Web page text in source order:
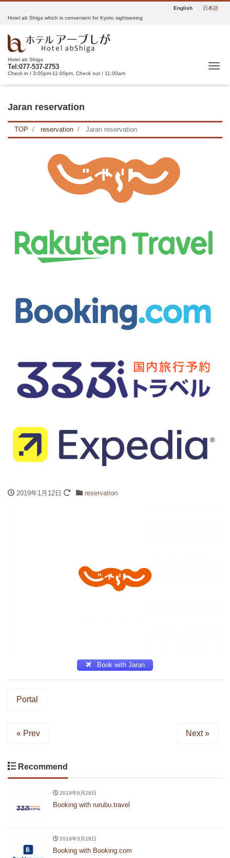
English
日本語
Hotel ab Shiga which is convenient for Kyoto sightseeing
Hotel ab Shiga
Tel:077-537-2753
Check in / 3:00pm-11:00pm, Check out / 11:00am
Jaran reservation
TOP reservation Jaran reservation
2019年1月12日 reservation
Book with Jaran
Portal
« Prev Next »
Recommend
2019年6月28日
Booking with rurubu.travel
2019年3月18日
Booking with Booking.com